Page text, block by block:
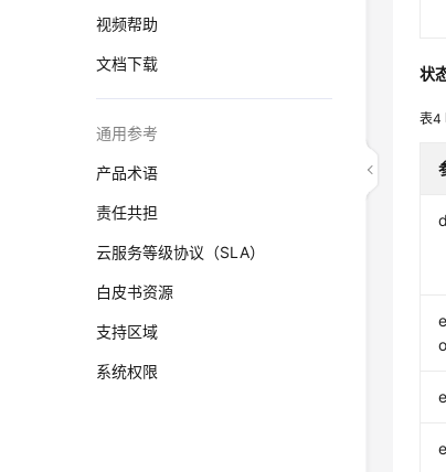
视频帮助
文档下载
通用参考
产品术语
责任共担
云服务等级协议（SLA）
白皮书资源
支持区域
系统权限
状
表4